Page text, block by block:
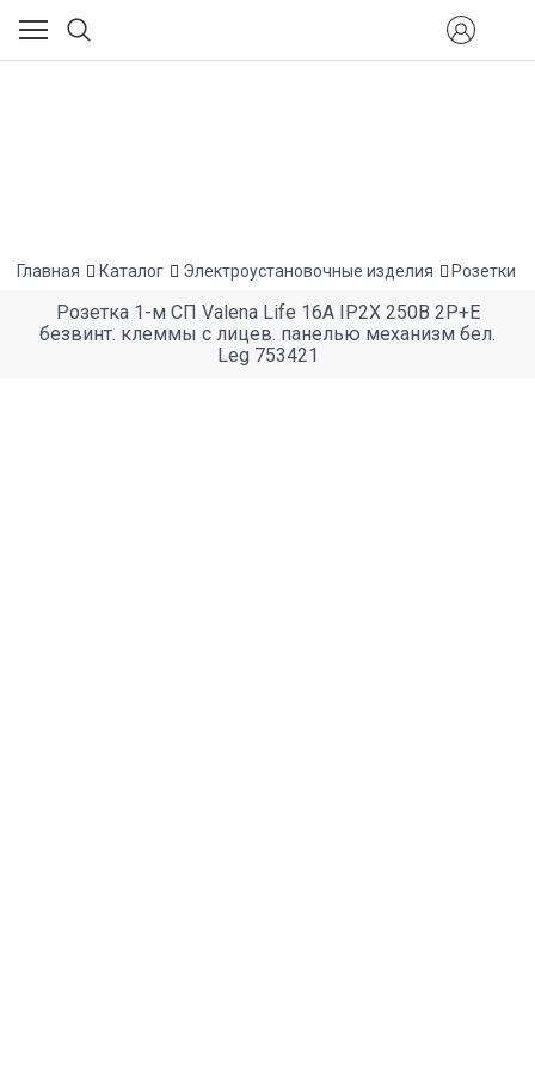
Главная Каталог Электроустановочные изделия Розетки
Розетка 1-м СП Valena Life 16А IP2X 250В 2P+E
безвинт. клеммы с лицев. панелью механизм бел.
Leg 753421